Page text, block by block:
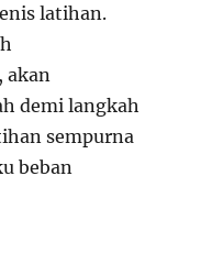
latihan.
, akan
demi langkah
sempurna
beban